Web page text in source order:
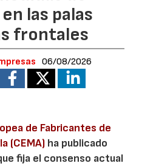
las palas
frontales
06/08/2026
de Fabricantes de
(CEMA) ha publicado
fija el consenso actual